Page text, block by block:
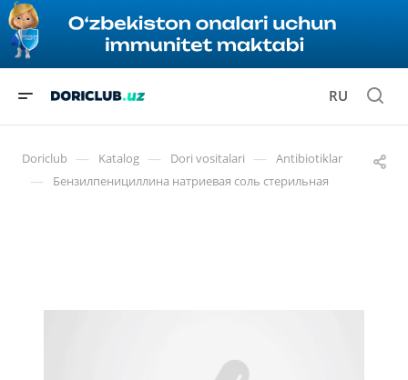
RU
Doriclub — Katalog — Dori vositalari — Antibiotiklar
— Бензилпенициллина натриевая соль стерильная